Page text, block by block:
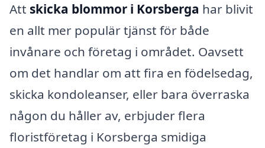
Att skicka blommor i Korsberga har blivit
en allt mer populär tjänst för både
invånare och företag i området. Oavsett
om det handlar om att fira en födelsedag,
skicka kondoleanser, eller bara överraska
någon du håller av, erbjuder flera
floristföretag i Korsberga smidiga